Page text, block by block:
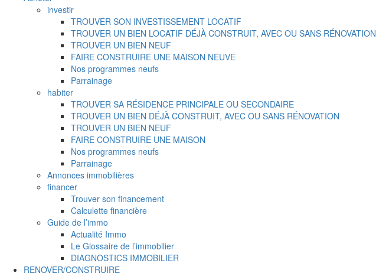
investir
TROUVER SON INVESTISSEMENT LOCATIF
TROUVER UN BIEN LOCATIF DÉJÀ CONSTRUIT, AVEC OU SANS RÉNOVATION
TROUVER UN BIEN NEUF
FAIRE CONSTRUIRE UNE MAISON NEUVE
Nos programmes neufs
Parrainage
habiter
TROUVER SA RÉSIDENCE PRINCIPALE OU SECONDAIRE
TROUVER UN BIEN DÉJÀ CONSTRUIT, AVEC OU SANS RÉNOVATION
TROUVER UN BIEN NEUF
FAIRE CONSTRUIRE UNE MAISON
Nos programmes neufs
Parrainage
Annonces immobilières
financer
Trouver son financement
Calculette financière
Guide de l’immo
Actualité Immo
Le Glossaire de l’immobilier
DIAGNOSTICS IMMOBILIER
RENOVER/CONSTRUIRE